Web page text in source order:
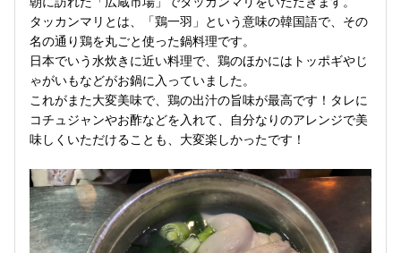
タッカンマリとは、「鶏一羽」という意味の韓国語で、その
名の通り鶏を丸ごと使った鍋料理です。
日本でいう水炊きに近い料理で、鶏のほかにはトッポギやじ
ゃがいもなどがお鍋に入っていました。
これがまた大変美味で、鶏の出汁の旨味が最高です！タレに
コチュジャンやお酢などを入れて、自分なりのアレンジで美
味しくいただけることも、大変楽しかったです！